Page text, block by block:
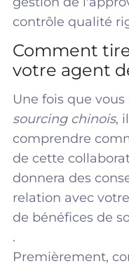
contrôle qualité
Comment
votre agent
Une fois que
sourcing chinois,
comprendre
de cette
donnera des
relation avec
de bénéfices de
.
Premièrement,